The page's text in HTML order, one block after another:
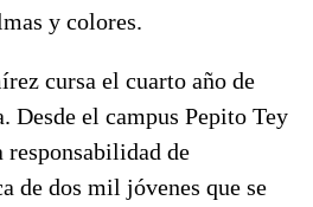
y colores.
cursa el cuarto año de
Desde el campus Pepito Tey
responsabilidad de
de dos mil jóvenes que se